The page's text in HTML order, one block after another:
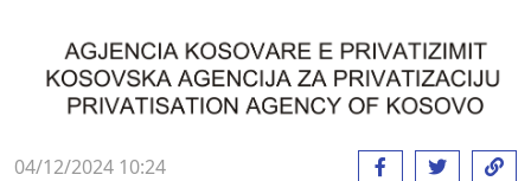
04/12/2024 10:24